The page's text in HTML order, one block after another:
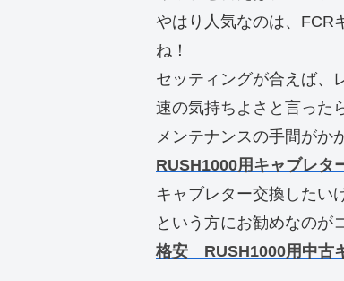
やはり人気なのは、FCR
ね！
セッティングが合えば、
速の気持ちよさと言った
メンテナンスの手間がか
RUSH1000用キャブレタ
キャブレター交換したい
という方にお勧めなのが
格安 RUSH1000用中古